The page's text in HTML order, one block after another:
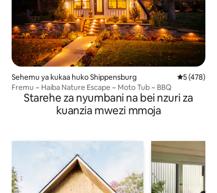
Sehemu ya kukaa huko Shippensburg Ukadiriaji
5 (478)
Fremu ~ Haiba Nature Escape ~ Moto Tub ~ BBQ
Starehe za nyumbani na bei nzuri za
kuanzia mwezi mmoja